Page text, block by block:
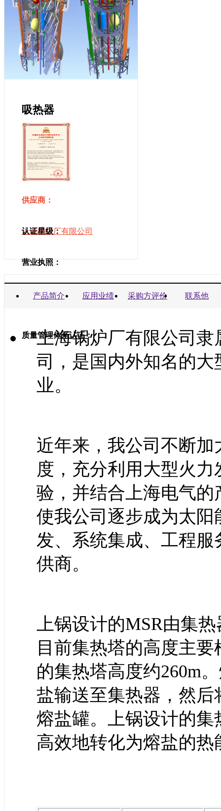
吸热器
供应商：
上海锅炉厂有限公司
认证星级：
营业执照：
商业信誉承诺书：
质量管理体系认证：
产品简介 应用业绩 采购方评价 联系他
上海锅炉厂有限公司
司，是国内外知名的
业。
近年来，我公司不断
度，充分利用大型火
验，并结合上海电气
使我公司逐步成为太
发、系统集成、工程
供商。
上锅设计的MSR由集
目前集热塔的高度主
的集热塔高度约260m
盐输送至集热器，然
熔盐罐。上锅设计的
高效地转化为熔盐的热